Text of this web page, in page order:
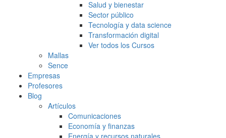
Salud y bienestar
Sector público
Tecnología y data science
Transformación digital
Ver todos los Cursos
Mallas
Sence
Empresas
Profesores
Blog
Artículos
Comunicaciones
Economía y finanzas